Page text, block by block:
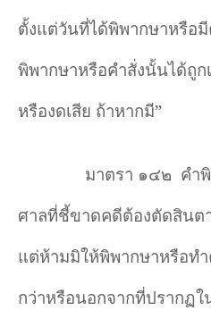
ตั้งแต่วันที่ได้พิพากษาหรือ
พิพากษาหรือคำสั่งนั้นได้ถู
หรืองดเสีย ถ้าหากมี”
มาตรา ๑๔๒ คำ
ศาลที่ชี้ขาดคดีต้องตัดสินต
แต่ห้ามมิให้พิพากษาหรือทำ
กว่าหรือนอกจากที่ปรากฏใ